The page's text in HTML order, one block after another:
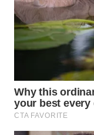
TANGERANG
WN
CIREBON